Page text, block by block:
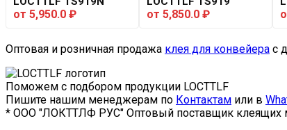
от 5,950.0 ₽ от 5,850.0 ₽
Оптовая и розничная продажа клея для конвейера с
Поможем с подбором продукции LOCTTLF
Пишите нашим менеджерам по Контактам или в
* ООО "ЛОКТТЛФ РУС" Оптовый поставщик клеящих